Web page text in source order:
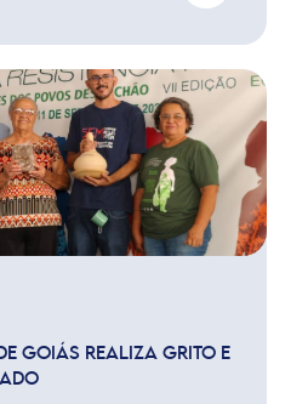
GOIÁS REALIZA GRITO E